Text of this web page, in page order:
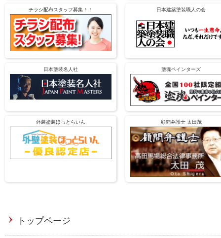
チラシ配布スタッフ募集！！ 日本建築塗装職人の会
日本塗装名人社 塗魂ペインターズ
外装塗装ほっとらいん 顧問弁護士 太田茂
トップページ